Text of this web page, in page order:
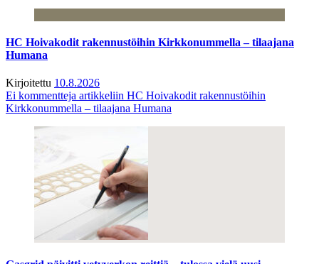
HC Hoivakodit rakennustöihin Kirkkonummella – tilaajana
Humana
Kirjoitettu 10.8.2026
Ei kommentteja artikkeliin HC Hoivakodit rakennustöihin
Kirkkonummella – tilaajana Humana